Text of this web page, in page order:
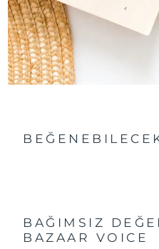
BAĞIMSIZ
BAZAAR VOICE
Vietnam